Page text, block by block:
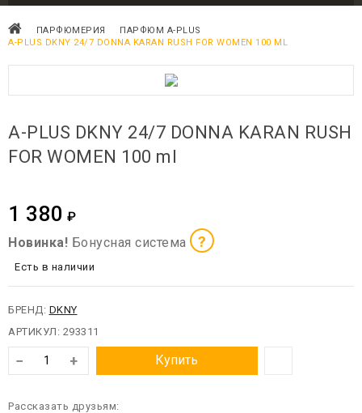
ПАРФЮМЕРИЯ
ПАРФЮМ A-PLUS
A-PLUS DKNY 24/7 DONNA KARAN RUSH FOR WOMEN 100 ML
A-PLUS DKNY 24/7 DONNA KARAN RUSH
FOR WOMEN 100 ml
1 380 ₽
Новинка! Бонусная система ?
Есть в наличии
БРЕНД: DKNY
АРТИКУЛ: 293311
− + Купить
Рассказать друзьям: